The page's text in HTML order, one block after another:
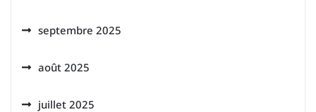
septembre 2025
août 2025
juillet 2025